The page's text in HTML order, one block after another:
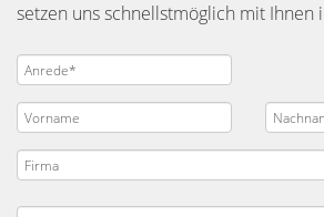
setzen uns schnellstmöglich mit Ihnen